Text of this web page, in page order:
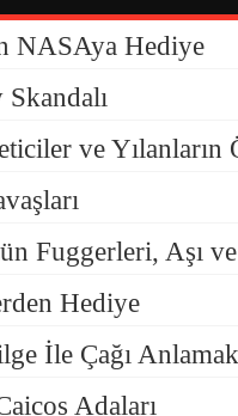
NASAya Hediye
ve Yılanların
Fuggerleri, Aşı
Hediye
İle Çağı Anlamak
Adaları